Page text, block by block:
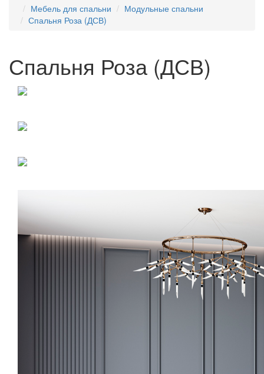
Мебель для спальни
Модульные спальни
Спальня Роза (ДСВ)
Спальня Роза (ДСВ)